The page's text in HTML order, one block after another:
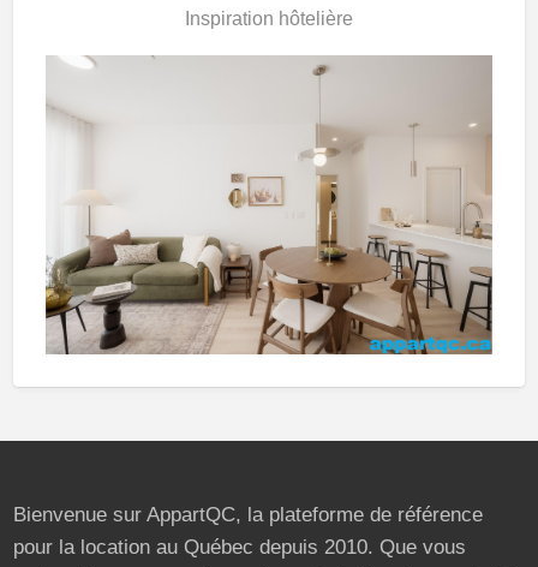
Inspiration hôtelière
Bienvenue sur AppartQC, la plateforme de référence
pour la location au Québec depuis 2010. Que vous